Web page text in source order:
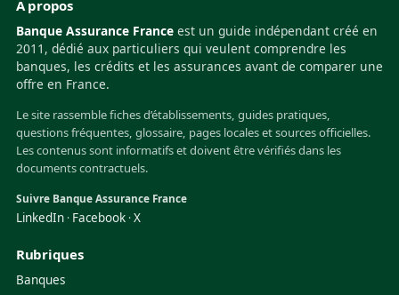
À propos
Banque Assurance France est un guide indépendant créé en
2011, dédié aux particuliers qui veulent comprendre les
banques, les crédits et les assurances avant de comparer une
offre en France.
Le site rassemble fiches d’établissements, guides pratiques,
questions fréquentes, glossaire, pages locales et sources officielles.
Les contenus sont informatifs et doivent être vérifiés dans les
documents contractuels.
Suivre Banque Assurance France
LinkedIn · Facebook ·X
Rubriques
Banques